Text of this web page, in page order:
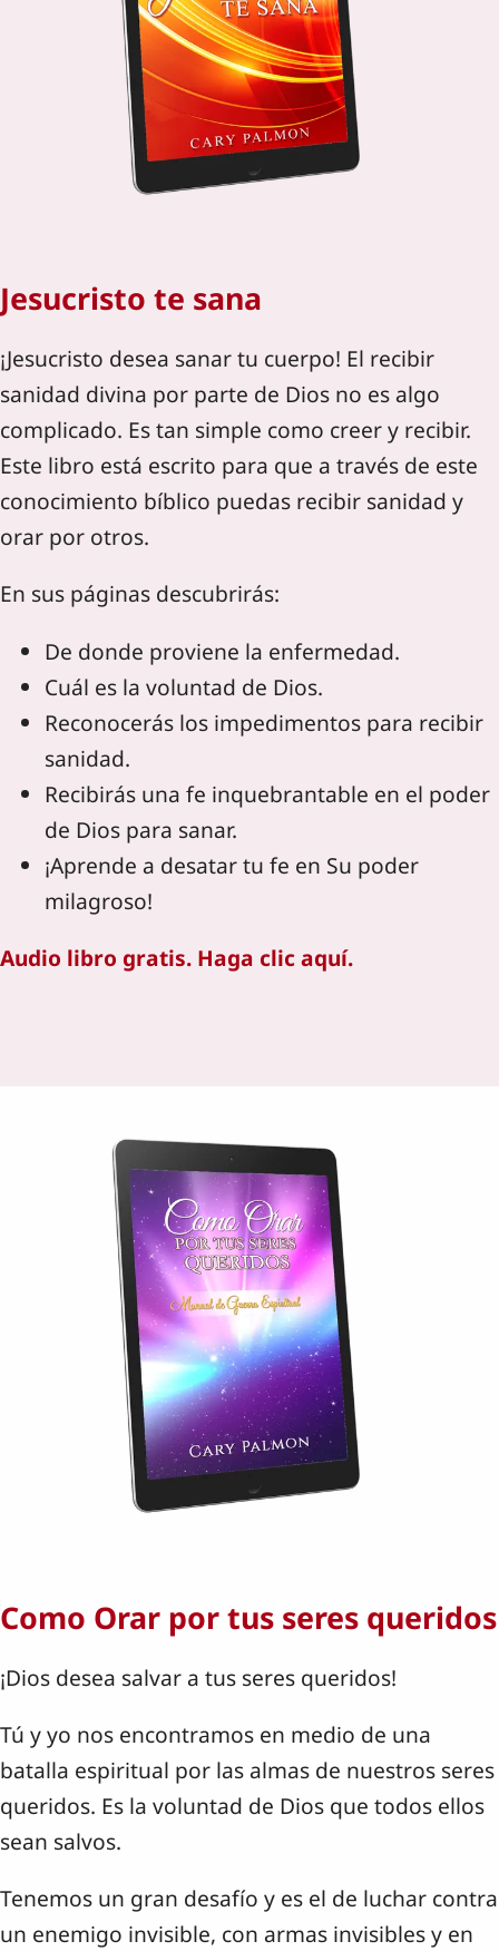
Jesucristo te sana
¡Jesucristo desea sanar tu cuerpo! El recibir
sanidad divina por parte de Dios no es algo
complicado. Es tan simple como creer y recibir.
Este libro está escrito para que a través de este
conocimiento bíblico puedas recibir sanidad y
orar por otros.
En sus páginas descubrirás:
De donde proviene la enfermedad.
Cuál es la voluntad de Dios.
Reconocerás los impedimentos para recibir
sanidad.
Recibirás una fe inquebrantable en el poder
de Dios para sanar.
¡Aprende a desatar tu fe en Su poder
milagroso!
Audio libro gratis. Haga clic aquí.
Como Orar por tus seres queridos
¡Dios desea salvar a tus seres queridos!
Tú y yo nos encontramos en medio de una
batalla espiritual por las almas de nuestros seres
queridos. Es la voluntad de Dios que todos ellos
sean salvos.
Tenemos un gran desafío y es el de luchar contra
un enemigo invisible, con armas invisibles y en